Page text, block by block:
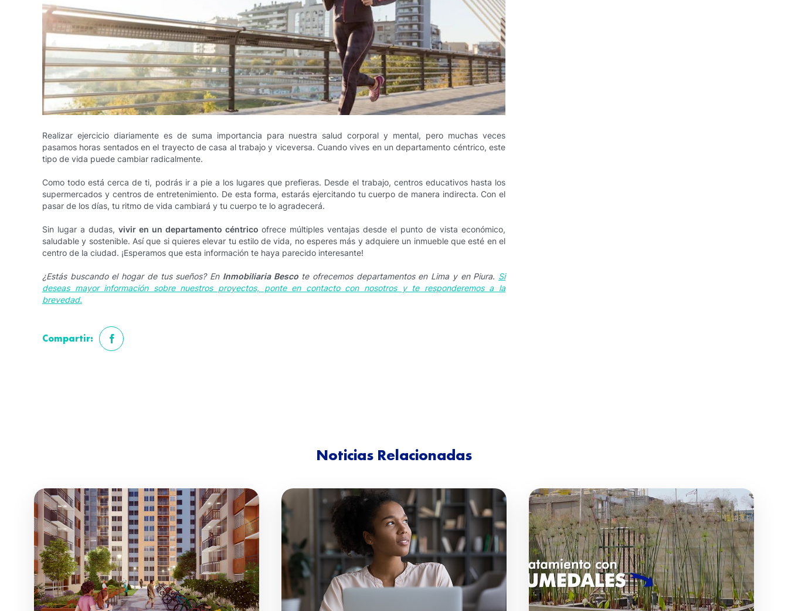
Realizar ejercicio diariamente es de suma importancia para nuestra salud corporal y mental, pero muchas veces
pasamos horas sentados en el trayecto de casa al trabajo y viceversa. Cuando vives en un departamento céntrico, este
tipo de vida puede cambiar radicalmente.
Como todo está cerca de ti, podrás ir a pie a los lugares que prefieras. Desde el trabajo, centros educativos hasta los
supermercados y centros de entretenimiento. De esta forma, estarás ejercitando tu cuerpo de manera indirecta. Con el
pasar de los días, tu ritmo de vida cambiará y tu cuerpo te lo agradecerá.
Sin lugar a dudas, vivir en un departamento céntrico ofrece múltiples ventajas desde el punto de vista económico,
saludable y sostenible. Así que si quieres elevar tu estilo de vida, no esperes más y adquiere un inmueble que esté en el
centro de la ciudad. ¡Esperamos que esta información te haya parecido interesante!
¿Estás buscando el hogar de tus sueños? En Inmobiliaria Bescote ofrecemos departamentos en Lima y en Piura. Si
deseas mayor información sobre nuestros proyectos, ponte en contacto con nosotros y te responderemos a la
brevedad.
Compartir:
Noticias Relacionadas